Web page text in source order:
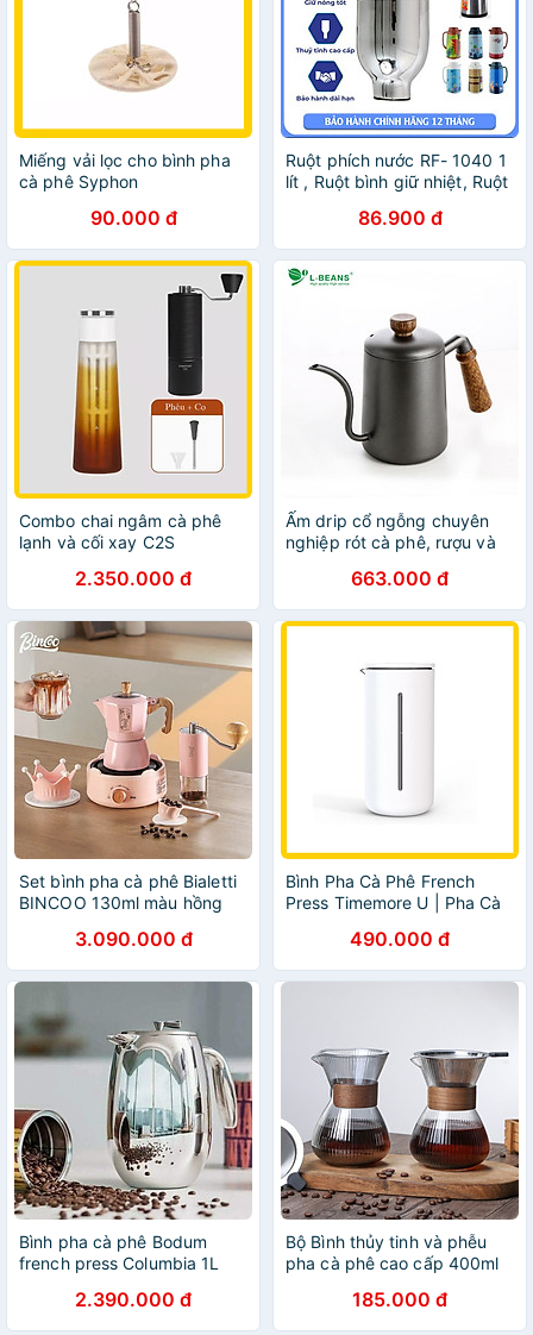
Miếng vải lọc cho bình pha
cà phê Syphon
90.000 đ
Ruột phích nước RF- 1040 1
lít , Ruột bình giữ nhiệt, Ruột
chính hãng86.900 đ
Combo chai ngâm cà phê
lạnh và cối xay C2S
2.350.000 đ
Ấm drip cổ ngỗng chuyên
nghiệp rót cà phê, rượu và
hiệu cao cấp L-Beans SD-
600-Hàng chính hãng
663.000 đ
Set bình pha cà phê Bialetti
BINCOO 130ml màu hồng
3.090.000 đ
Bình Pha Cà Phê French
Press Timemore U | Pha Cà
490.000 đ
Bình pha cà phê Bodum
french press Columbia 1L
2.390.000 đ
Bộ Bình thủy tinh và phễu
pha cà phê cao cấp 400ml
185.000 đ